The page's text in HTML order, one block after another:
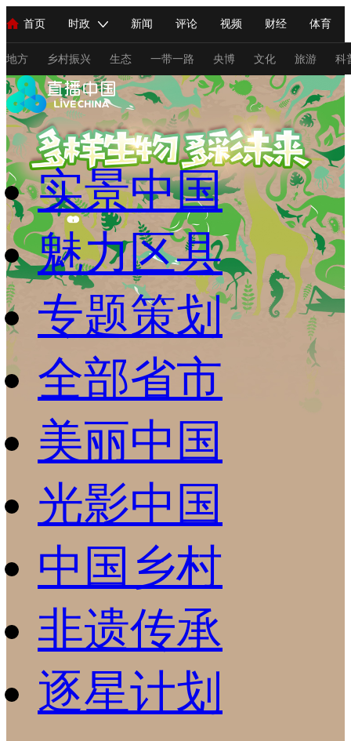
首页 时政 新闻 评论 视频 财经 体育
人民领袖习近平 联播+ 中国领导人 央视快评 习式妙语
直播 栏目大全 节目单 听音 微视频 主持人
海外频道 iPanda English Монгол
地方 乡村振兴 生态 一带一路 央博 文化 旅游 科
总台春晚 网络春晚 共产党员网 秧纪录 纪录片网
新闻 国内 国际 评论 经济 军事 科技
人民领袖习近平 联播+ 热解读 天天学习 习式妙语
视频 小央视频 小央直播 直播中国 熊猫频道
现场 前线 比划 快看 蓝海中国 新兵请入列
体育 直播 竞猜 2026年世界杯 2026年冬奥会
VIP会员 CCTV奥林匹克频道 生活体育大会 体育江湖
财经 教育 乡村振兴 生态环境
大国智造 大国展会 大国保险
CCTV.节目官网 直播 节目单
实景中国
魅力区县
专题策划
全部省市
美丽中国
光影中国
中国乡村
非遗传承
逐星计划